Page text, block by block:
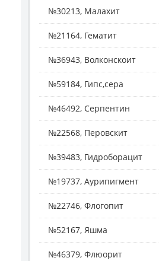
№30213, Малахит
№21164, Гематит
№36943, Волконскоит
№59184, Гипс,сера
№46492, Серпентин
№22568, Перовскит
№39483, Гидроборацит
№19737, Аурипигмент
№22746, Флогопит
№52167, Яшма
№46379, Флюорит